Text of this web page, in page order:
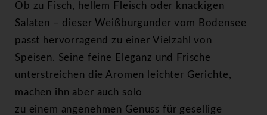
Ob zu Fisch, hellem Fleisch oder knackigen
Salaten – dieser Weißburgunder vom Bodensee
passt hervorragend zu einer Vielzahl von
Speisen. Seine feine Eleganz und Frische
unterstreichen die Aromen leichter Gerichte,
machen ihn aber auch solo
zu einem angenehmen Genuss für gesellige